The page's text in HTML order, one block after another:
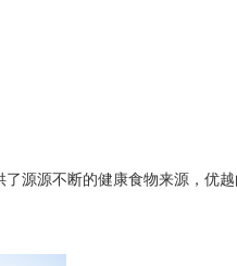
源源不断的健康食物来源，优